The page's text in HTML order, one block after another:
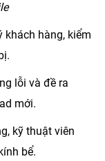
khách hàng, kiểm
lỗi và đề ra
mới.
kỹ thuật viên
bể.